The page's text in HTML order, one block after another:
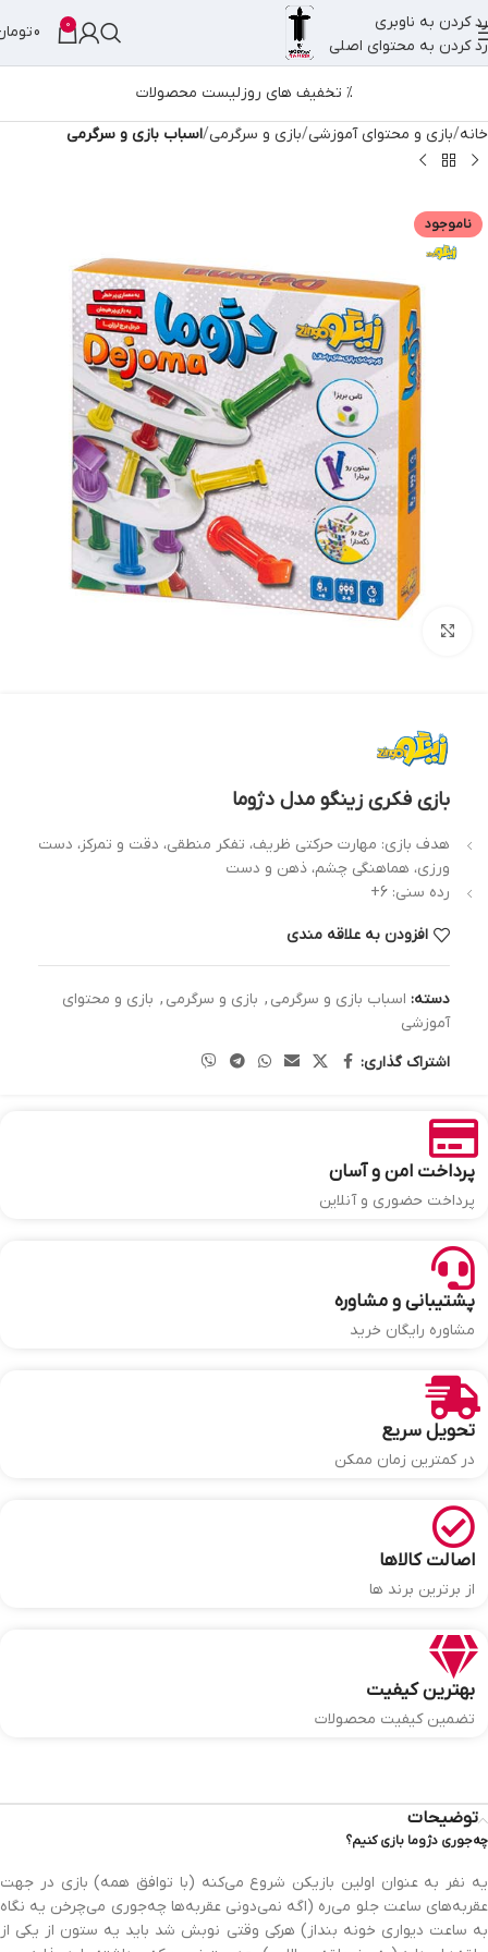
رد کردن به ناوبری
رد کردن به محتوای اصلی
0
0
% تخفیف های روزلیست محصولات
خانه بازی و محتوای آموزشی بازی و سرگرمی اسباب بازی و سرگرمی
ناموجود
بازی فکری زینگو مدل دژوما
هدف بازی: مهارت حرکتی ظریف، تفکر منطقی، دقت و تمرکز، دست
ورزی، هماهنگی چشم، ذهن و دست
رده سنی: 6+
افزودن به علاقه مندی
دسته: اسباب بازی و سرگرمی , بازی و سرگرمی , بازی و محتوای
آموزشی
اشتراک گذاری:
پرداخت امن و آسان
پرداخت حضوری و آنلاین
پشتیبانی و مشاوره
مشاوره رایگان خرید
تحویل سریع
در کمترین زمان ممکن
اصالت کالاها
از برترین برند ها
بهترین کیفیت
تضمین کیفیت محصولات
توضیحات
چه‌جوری دژوما بازی کنیم؟
یه نفر به عنوان اولین بازیکن شروع می‌کنه (با توافق همه) بازی در جهت
عقربه‌های ساعت جلو می‌ره (اگه نمی‌دونی عقربه‌ها چه‌جوری می‌چرخن یه نگاه
به ساعت دیواری خونه بنداز) هرکی وقتی نوبش شد باید یه ستون از یکی از